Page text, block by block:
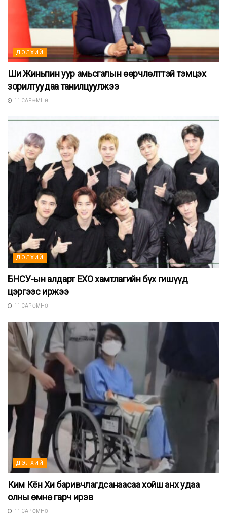
ДЭЛХИЙ
Ши Жиньпин уур амьсгалын өөрчлөлттэй тэмцэх
зорилтуудаа танилцуулжээ
11 САР ӨМНӨ
ДЭЛХИЙ
БНСУ-ын алдарт EXO хамтлагийн бүх гишүүд
цэргээс иржээ
11 САР ӨМНӨ
ДЭЛХИЙ
Ким Кён Хи баривчлагдсанаасаа хойш анх удаа
олны өмнө гарч ирэв
11 САР ӨМНӨ